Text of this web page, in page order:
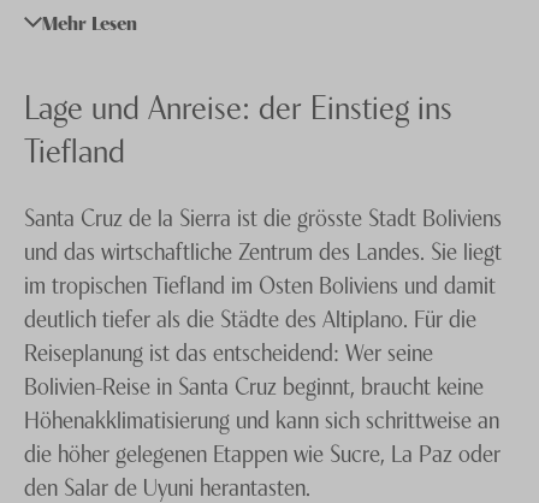
Fluss Pirai zu durchstreifen. Zahlreiche
Weltkulturerbe gehörende Jesuitenmission und die
Festung von Samaipata sind neben einladenden
Hotels die Hauptgründe für einen Besuch dieser Stadt
weitere Informationen gerneunsere Spezialisten!
Mehr Lesen
Lage und Anreise: der Einstieg ins
Tiefland
Santa Cruz de la Sierra ist die grösste Stadt Boliviens
und das wirtschaftliche Zentrum des Landes. Sie liegt
im tropischen Tiefland im Osten Boliviens und damit
deutlich tiefer als die Städte des Altiplano. Für die
Reiseplanung ist das entscheidend: Wer seine
Bolivien-Reise in Santa Cruz beginnt, braucht keine
Höhenakklimatisierung und kann sich schrittweise an
die höher gelegenen Etappen wie Sucre, La Paz oder
den Salar de Uyuni herantasten.